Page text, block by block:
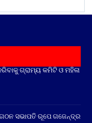
ଗ୍ରାମ୍ୟ କମିଟି ଓ ମହିଳା
ସଭାପତି ରୂପେ ଗଜେନ୍ଦ୍ର